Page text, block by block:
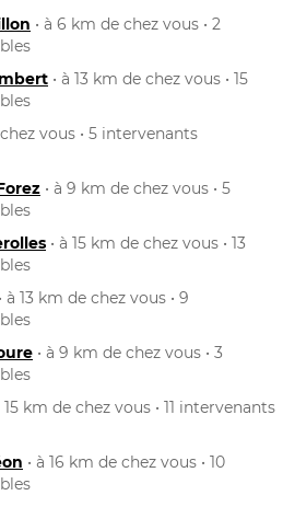
• à 6 km de chez vous • 2
• à 13 km de chez vous • 15
vous • 5 intervenants
• à 9 km de chez vous • 5
• à 15 km de chez vous • 13
• à 13 km de chez vous • 9
• à 9 km de chez vous • 3
15 km de chez vous • 11 intervenants
• à 16 km de chez vous • 10